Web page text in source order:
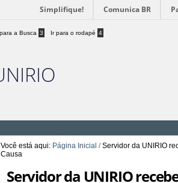
Simplifique! Comunica BR
a Busca 3 Ir para o rodapé 4
Você está aqui: Página Inicial /Servidor da UNIRIO
Causa
Servidor da UNIRIO